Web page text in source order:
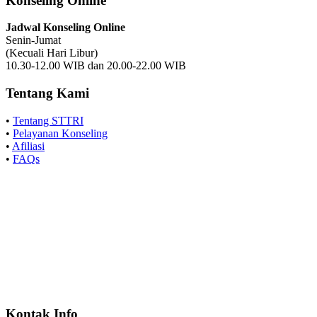
Jadwal Konseling Online
Senin-Jumat
(Kecuali Hari Libur)
10.30-12.00 WIB dan 20.00-22.00 WIB
Tentang Kami
• Tentang STTRI
• Pelayanan Konseling
• Afiliasi
• FAQs
Kontak Info